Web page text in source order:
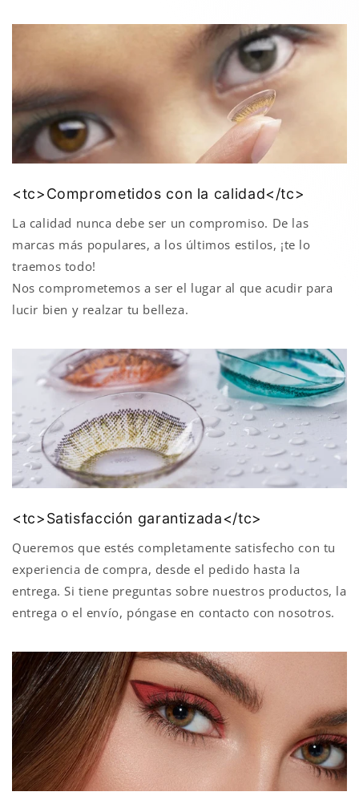
<tc>Comprometidos con la calidad</tc>
La calidad nunca debe ser un compromiso. De las
marcas más populares, a los últimos estilos, ¡te lo
traemos todo!
Nos comprometemos a ser el lugar al que acudir para
lucir bien y realzar tu belleza.
<tc>Satisfacción garantizada</tc>
Queremos que estés completamente satisfecho con tu
experiencia de compra, desde el pedido hasta la
entrega. Si tiene preguntas sobre nuestros productos, la
entrega o el envío, póngase en contacto con nosotros.